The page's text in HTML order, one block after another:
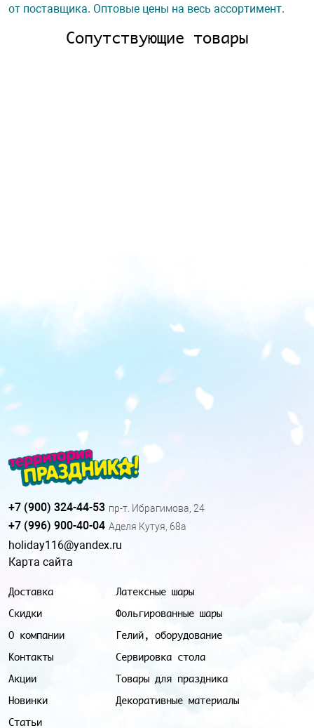
от поставщика. Оптовые цены на весь ассортимент.
Сопутствующие товары
Доставка
Скидки
О компании
Контакты
Акции
Новинки
Статьи
Латексные шары
Фольгированные шары
Гелий, оборудование
Сервировка стола
Товары для праздника
Декоративные материалы
+7 (900) 324-44-53 пр-т. Ибрагимова, 24
+7 (996) 900-40-04 Аделя Кутуя, 68а
holiday116@yandex.ru
Карта сайта